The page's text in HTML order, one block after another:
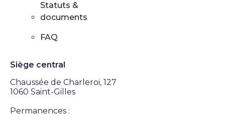
Statuts &
documents
FAQ
Siège central
Chaussée de Charleroi, 127
1060 Saint-Gilles
Permanences :